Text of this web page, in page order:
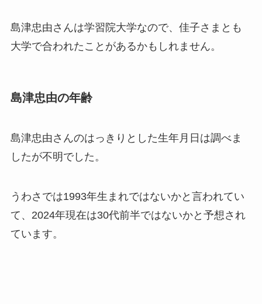
島津忠由さんは学習院大学なので、佳子さまとも
大学で合われたことがあるかもしれません。
島津忠由の年齢
島津忠由さんのはっきりとした生年月日は調べま
したが不明でした。
うわさでは1993年生まれではないかと言われてい
て、2024年現在は30代前半ではないかと予想され
ています。